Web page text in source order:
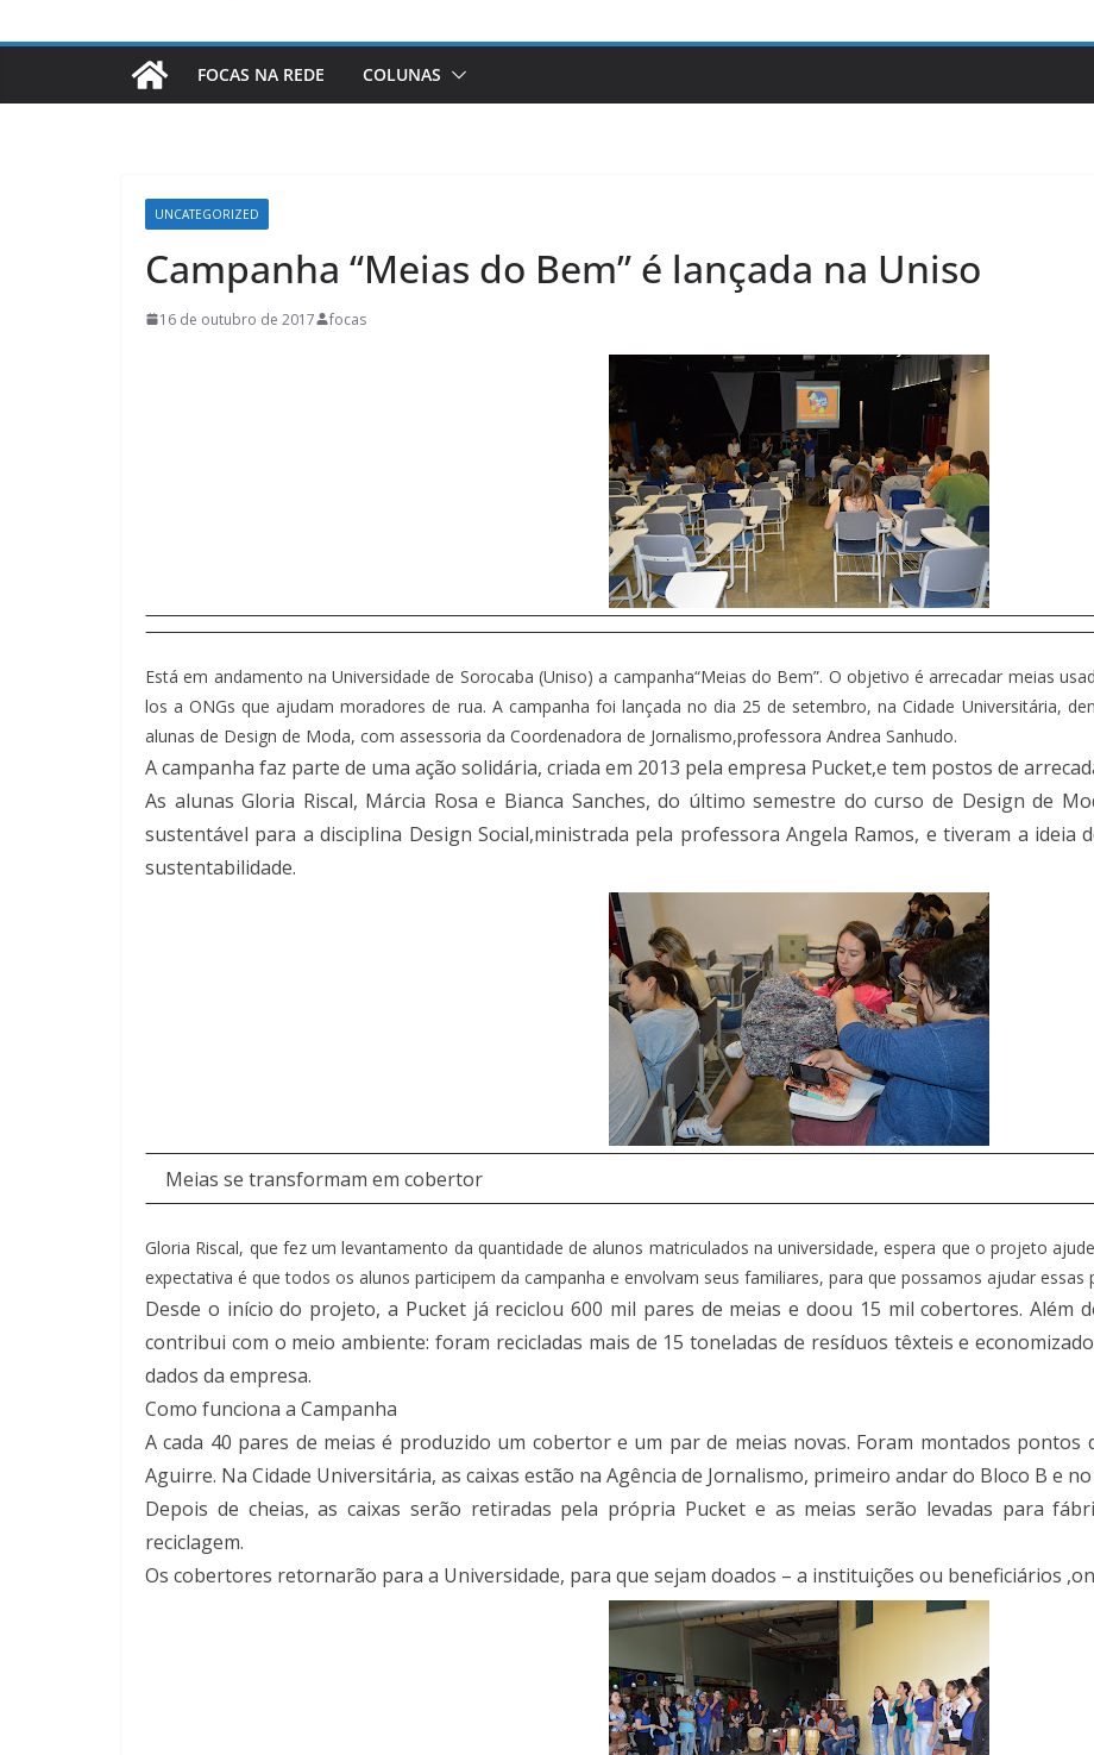
FOCAS NA REDE COLUNAS
UNCATEGORIZED
Campanha “Meias do Bem” é lançada na Uniso
16 de outubro de 2017 focas
Está em andamento na Universidade de Sorocaba (Uniso) a campanha“Meias do Bem”. O objetivo é arrecadar meias
los a ONGs que ajudam moradores de rua. A campanha foi lançada no dia 25 de setembro, na Cidade Universitária,
alunas de Design de Moda, com assessoria da Coordenadora de Jornalismo,professora Andrea Sanhudo.
A campanha faz parte de uma ação solidária, criada em 2013 pela empresa Pucket,e tem postos de
As alunas Gloria Riscal, Márcia Rosa e Bianca Sanches, do último semestre do curso de Design de
sustentável para a disciplina Design Social,ministrada pela professora Angela Ramos, e tiveram a ideia
sustentabilidade.
Meias se transformam em cobertor
Gloria Riscal, que fez um levantamento da quantidade de alunos matriculados na universidade, espera que o projeto
expectativa é que todos os alunos participem da campanha e envolvam seus familiares, para que possamos ajudar essas
Desde o início do projeto, a Pucket já reciclou 600 mil pares de meias e doou 15 mil cobertores. Além
contribui com o meio ambiente: foram recicladas mais de 15 toneladas de resíduos têxteis e
dados da empresa.
Como funciona a Campanha
A cada 40 pares de meias é produzido um cobertor e um par de meias novas. Foram montados pontos
Aguirre. Na Cidade Universitária, as caixas estão na Agência de Jornalismo, primeiro andar do Bloco B e
Depois de cheias, as caixas serão retiradas pela própria Pucket e as meias serão levadas para
reciclagem.
Os cobertores retornarão para a Universidade, para que sejam doados – a instituições ou beneficiários